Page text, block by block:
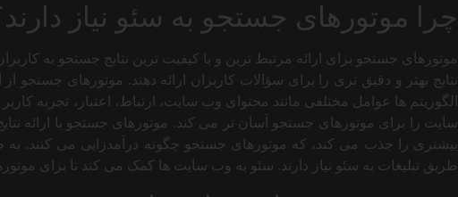
چرا موتورهای جستجو به سئو نیاز
نتایج بهتر و دقیق تری را برای سؤالات کاربران ارائه دهند. موتورهای جستجو
الگوریتم ها عوامل مختلفی مانند محتوای وب سایت، ارتباط، اعتبار، تجربه
سایت را برای موتورهای جستجو آسان تر می کند. موتورهای جستجو با ارائه
بیشتری را جذب می کند، که موتورهای جستجو چگونه درآمدزایی می کنند.
طریق تبلیغات به سئو نیاز دارند. سئو به وب سایت ها کمک می کند تا برای